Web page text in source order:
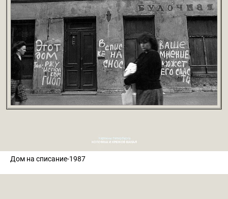
Дом на списание-1987